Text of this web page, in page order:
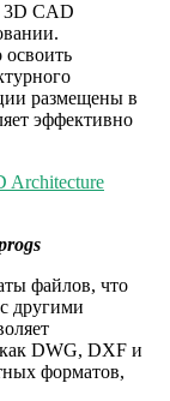
3D CAD
размещены в
эффективно
Architecture
файлов, что
другими
DWG, DXF и
форматов,